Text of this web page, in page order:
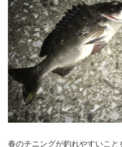
春のチニングが釣れやすいこ